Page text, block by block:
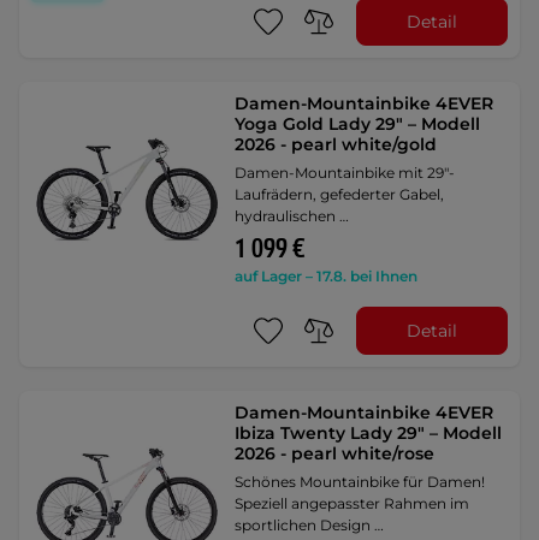
Detail
Damen-Mountainbike 4EVER
Yoga Gold Lady 29" – Modell
2026 - pearl white/gold
Damen-Mountainbike mit 29"-
Laufrädern, gefederter Gabel,
hydraulischen …
1 099 €
auf Lager – 17.8. bei Ihnen
Detail
Damen-Mountainbike 4EVER
Ibiza Twenty Lady 29" – Modell
2026 - pearl white/rose
Schönes Mountainbike für Damen!
Speziell angepasster Rahmen im
sportlichen Design …